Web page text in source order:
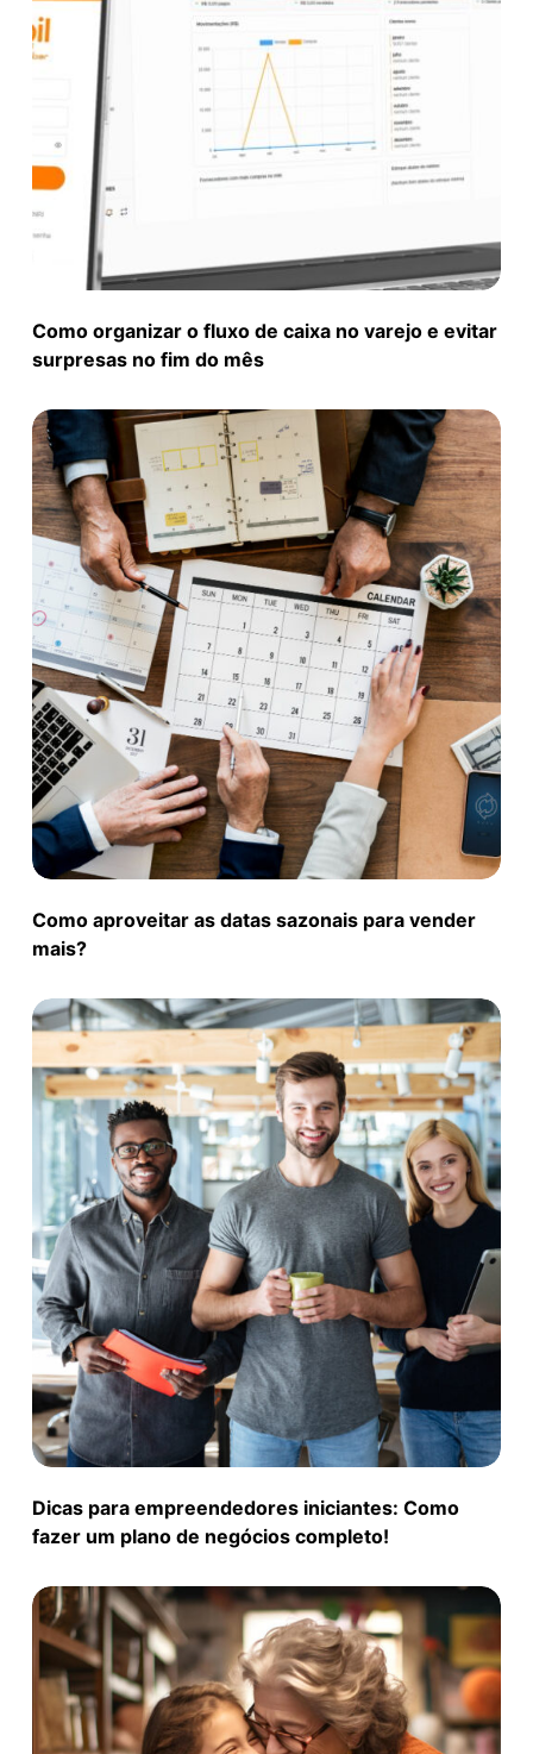
Como organizar o fluxo de caixa no varejo e evitar
surpresas no fim do mês
Como aproveitar as datas sazonais para vender
mais?
Dicas para empreendedores iniciantes: Como
fazer um plano de negócios completo!